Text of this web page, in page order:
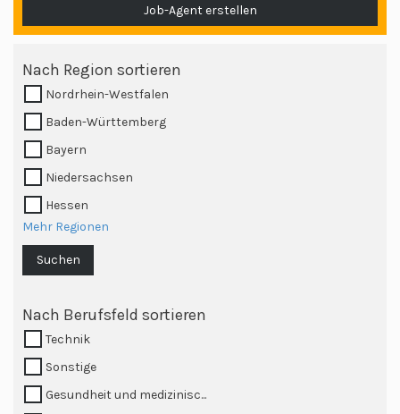
Job-Agent erstellen
Nach Region sortieren
Nordrhein-Westfalen
Baden-Württemberg
Bayern
Niedersachsen
Hessen
Mehr Regionen
Suchen
Nach Berufsfeld sortieren
Technik
Sonstige
Gesundheit und medizinisc...